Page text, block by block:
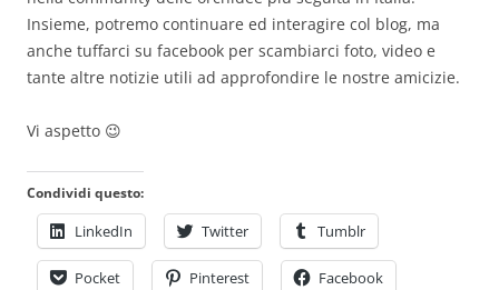
Insieme, potremo continuare ed interagire col blog, ma
anche tuffarci su facebook per scambiarci foto, video e
tante altre notizie utili ad approfondire le nostre amicizie.
Vi aspetto 😉
Condividi questo:
LinkedIn Twitter Tumblr
Pocket Pinterest Facebook